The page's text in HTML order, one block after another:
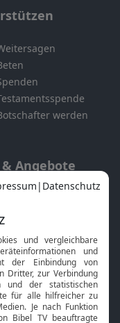
werden
& Angebote
App
TV
Online-Bibel
Gottesdienst